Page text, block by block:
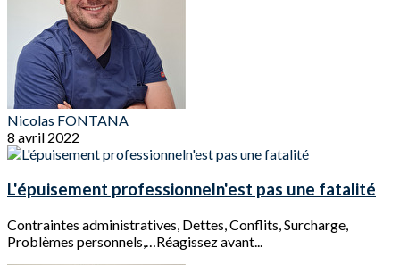
Nicolas FONTANA
8 avril 2022
L'épuisement professionneln'est pas une fatalité
Contraintes administratives, Dettes, Conflits, Surcharge,
Problèmes personnels,…Réagissez avant...